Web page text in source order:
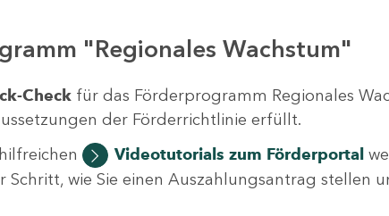
"Regionales Wachstum"
Check für das Förderprogramm Regionales
der Förderrichtlinie erfüllt.
Videotutorials zum Förderportal
Schritt, wie Sie einen Auszahlungsantrag stellen